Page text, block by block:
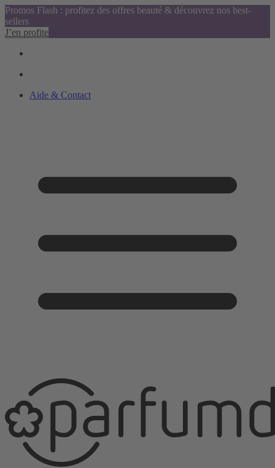
Promos Flash : profitez des offres beauté & découvrez nos best-
sellers
J’en profite
Aide & Contact